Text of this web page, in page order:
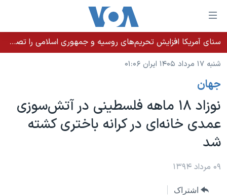
لینکهای
قابل
دسترسی
جهش
محتوای
اصلی
جهش
به
صفحه
جهش
خانه
نسخه سبک وب‌سایت
موضوع ها
ایران
آمریکا
جهان
ورزشی
برنامه های تلویزیونی
جدول برنامه ها
صفحه‌های ویژه
جام جهانی ۲۰۲۶
فرکانس‌های صدای آمریکا
پخش رادیویی
سنای آمریکا افزایش تحریم‌های روسیه و جمهوری اسلامی را تصویب کرد؛ زلنسکی از این اقدام تشکر کرد
شنبه ۱۷ مرداد ۱۴۰۵ ایران ۰۱:۰۶
جهان
نوزاد ۱۸ ماهه فلسطینی در آتش‌سوزی
عمدی خانه‌ای در کرانه باختری کشته
شد
۰۹ مرداد ۱۳۹۴
اشتراک